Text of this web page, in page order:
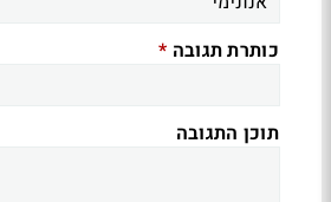
כותרת תגובה *
תוכן התגובה